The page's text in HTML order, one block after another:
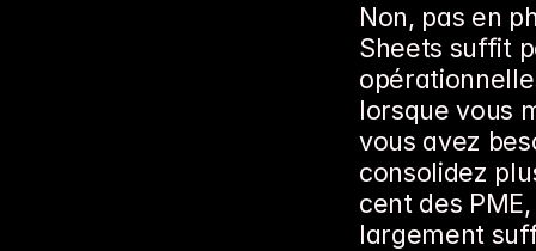
Non, pas en
Sheets suffit
lorsque vous
vous avez
consolidez
cent des
largement